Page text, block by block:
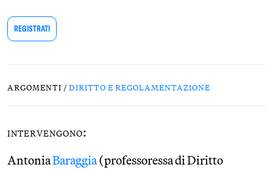
REGISTRATI
ARGOMENTI / DIRITTO E REGOLAMENTAZIONE
INTERVENGONO:
AntoniaBaraggia(professoressa di Diritto